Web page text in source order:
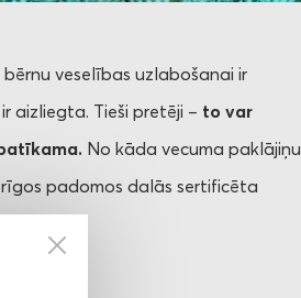
veselības uzlabošanai ir
aizliegta. Tieši pretēji – to var
No kāda vecuma paklājiņu
padomos dalās sertificēta